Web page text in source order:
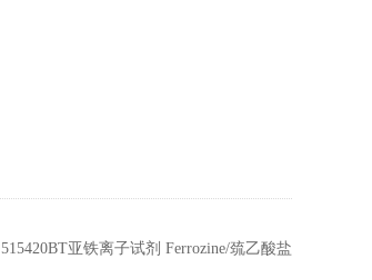
515420BT亚铁离子试剂 Ferrozine/巯乙酸盐